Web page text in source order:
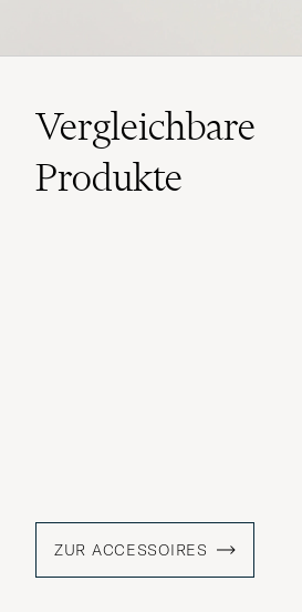
Vergleichbare
Produkte
ZUR ACCESSOIRES